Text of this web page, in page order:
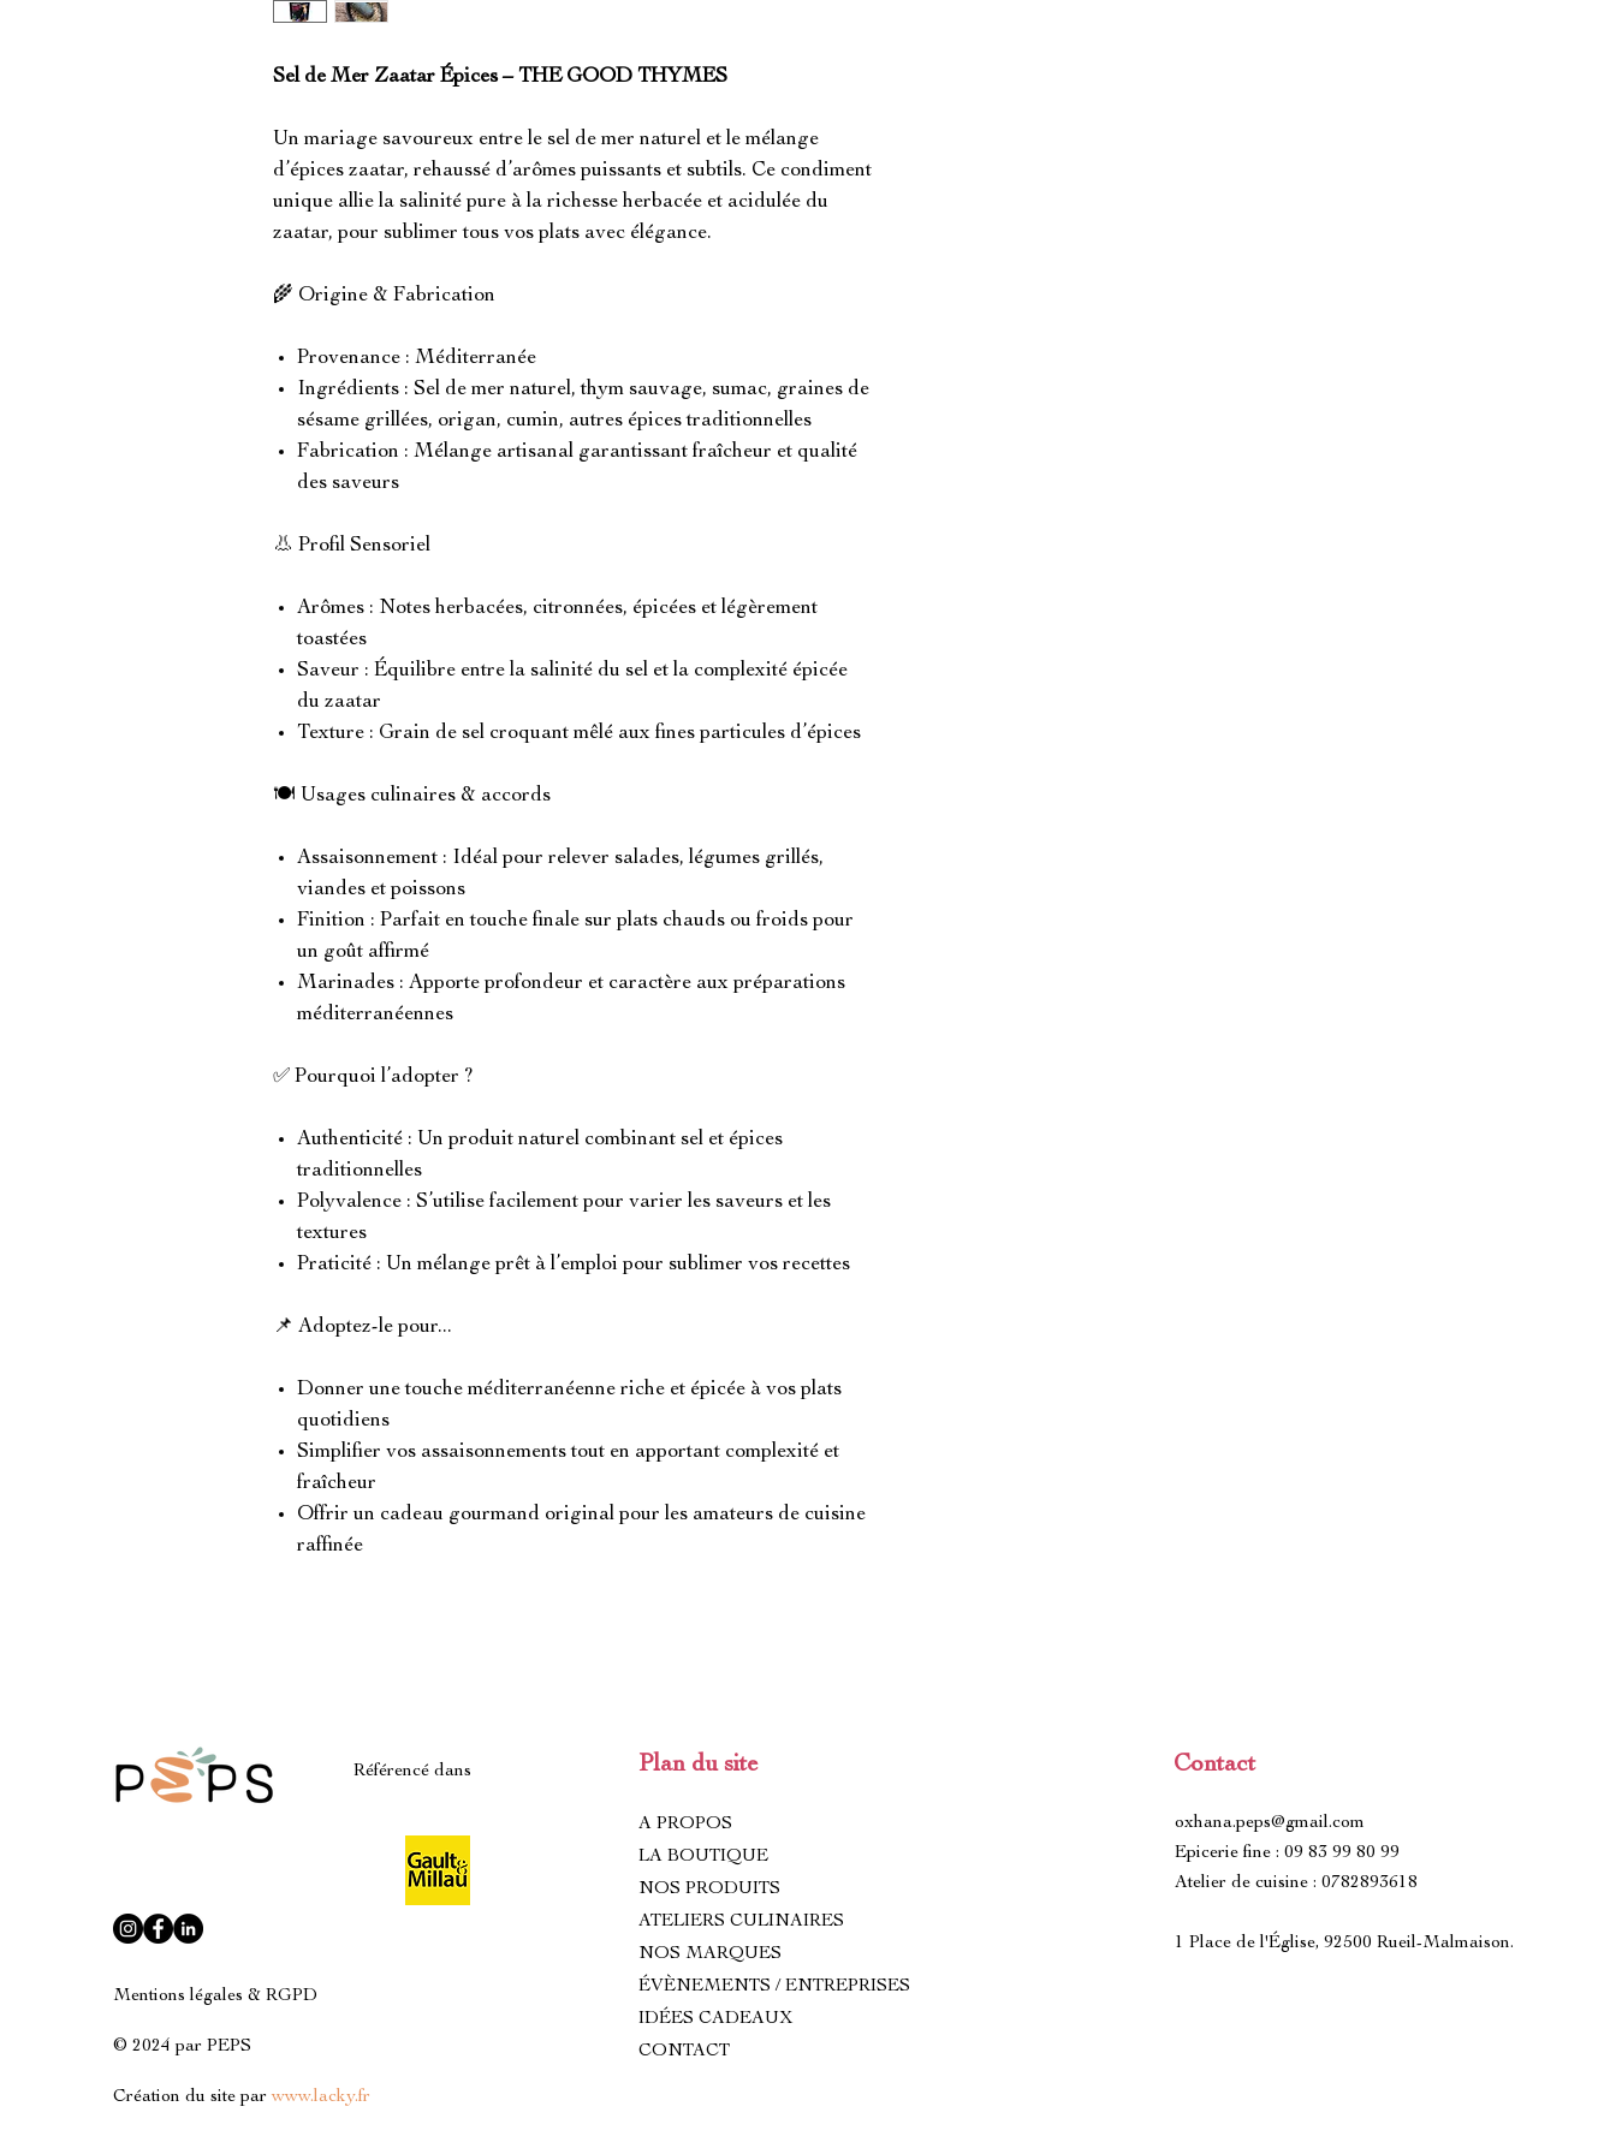
Sel de Mer Zaatar Épices – THE GOOD THYMES
Un mariage savoureux entre le sel de mer naturel et le mélange
d’épices zaatar, rehaussé d’arômes puissants et subtils. Ce condiment
unique allie la salinité pure à la richesse herbacée et acidulée du
zaatar, pour sublimer tous vos plats avec élégance.
🌾 Origine & Fabrication
Provenance : Méditerranée
Ingrédients : Sel de mer naturel, thym sauvage, sumac, graines de
sésame grillées, origan, cumin, autres épices traditionnelles
Fabrication : Mélange artisanal garantissant fraîcheur et qualité
des saveurs
👃 Profil Sensoriel
Arômes : Notes herbacées, citronnées, épicées et légèrement
toastées
Saveur : Équilibre entre la salinité du sel et la complexité épicée
du zaatar
Texture : Grain de sel croquant mêlé aux fines particules d’épices
🍽️ Usages culinaires & accords
Assaisonnement : Idéal pour relever salades, légumes grillés,
viandes et poissons
Finition : Parfait en touche finale sur plats chauds ou froids pour
un goût affirmé
Marinades : Apporte profondeur et caractère aux préparations
méditerranéennes
✅ Pourquoi l’adopter ?
Authenticité : Un produit naturel combinant sel et épices
traditionnelles
Polyvalence : S’utilise facilement pour varier les saveurs et les
textures
Praticité : Un mélange prêt à l’emploi pour sublimer vos recettes
📌 Adoptez-le pour...
Donner une touche méditerranéenne riche et épicée à vos plats
quotidiens
Simplifier vos assaisonnements tout en apportant complexité et
fraîcheur
Offrir un cadeau gourmand original pour les amateurs de cuisine
raffinée
Référencé dans
Mentions légales & RGPD
© 2024 par PEPS
Création du site par www.lacky.fr
Plan du site
A PROPOS
LA BOUTIQUE
NOS PRODUITS
ATELIERS CULINAIRES
NOS MARQUES
ÉVÈNEMENTS / ENTREPRISES
IDÉES CADEAUX
CONTACT
Contact
oxhana.peps@gmail.com
Epicerie fine : 09 83 99 80 99
Atelier de cuisine : 0782893618
1 Place de l'Église, 92500 Rueil-Malmaison.